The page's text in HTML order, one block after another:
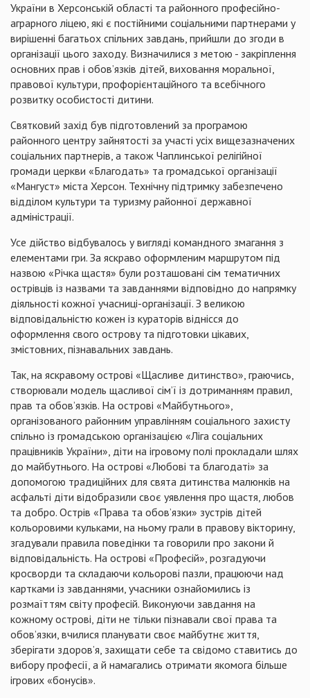
України в Херсонській області та районного професійно-
аграрного ліцею, які є постійними соціальними партнерами у
вирішенні багатьох спільних завдань, прийшли до згоди в
організації цього заходу. Визначилися з метою - закріплення
основних прав і обов’язків дітей, виховання моральної,
правової культури, профорієнтаційного та всебічного
розвитку особистості дитини.
Святковий захід був підготовлений за програмою
районного центру зайнятості за участі усіх вищезазначених
соціальних партнерів, а також Чаплинської релігійної
громади церкви «Благодать» та громадської організації
«Мангуст» міста Херсон. Технічну підтримку забезпечено
відділом культури та туризму районної державної
адміністрації.
Усе дійство відбувалось у вигляді командного змагання з
елементами гри. За яскраво оформленим маршрутом під
назвою «Річка щастя» були розташовані сім тематичних
острівців із назвами та завданнями відповідно до напрямку
діяльності кожної учасниці-організації. З великою
відповідальністю кожен із кураторів віднісся до
оформлення свого острову та підготовки цікавих,
змістовних, пізнавальних завдань.
Так, на яскравому острові «Щасливе дитинство», граючись,
створювали модель щасливої сім’ї із дотриманням правил,
прав та обов’язків. На острові «Майбутнього»,
організованого районним управлінням соціального захисту
спільно із громадською організацією «Ліга соціальних
працівників України», діти на ігровому полі прокладали шлях
до майбутнього. На острові «Любові та благодаті» за
допомогою традиційних для свята дитинства малюнків на
асфальті діти відобразили своє уявлення про щастя, любов
та добро. Острів «Права та обов’язки» зустрів дітей
кольоровими кульками, на ньому грали в правову вікторину,
згадували правила поведінки та говорили про закони й
відповідальність. На острові «Професій», розгадуючи
кросворди та складаючи кольорові пазли, працюючи над
картками із завданнями, учасники ознайомились із
розмаїттям світу професій. Виконуючи завдання на
кожному острові, діти не тільки пізнавали свої права та
обов’язки, вчилися планувати своє майбутнє життя,
зберігати здоров’я, захищати себе та свідомо ставитись до
вибору професії, а й намагались отримати якомога більше
ігрових «бонусів».